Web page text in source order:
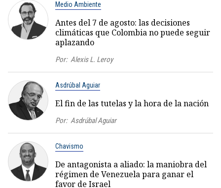
Medio Ambiente
Antes del 7 de agosto: las decisiones
climáticas que Colombia no puede seguir
aplazando
Por: Alexis L. Leroy
Asdrúbal Aguiar
El fin de las tutelas y la hora de la nación
Por: Asdrúbal Aguiar
Chavismo
De antagonista a aliado: la maniobra del
régimen de Venezuela para ganar el
favor de Israel